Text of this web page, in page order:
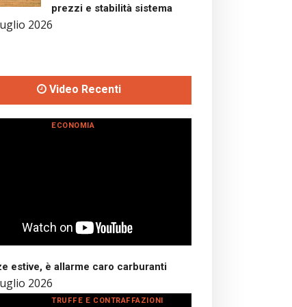
prezzi e stabilità sistema
2026
Video Recenti
estive, è allarme caro carburanti
2026
ECONOMIA
TRUFFE E CONTRAFFAZIONI